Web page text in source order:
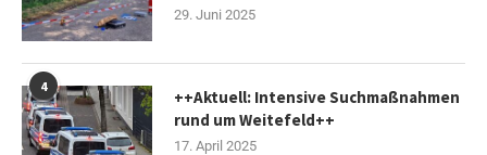
29. Juni 2025
4
++Aktuell: Intensive Suchmaßnahmen
rund um Weitefeld++
17. April 2025